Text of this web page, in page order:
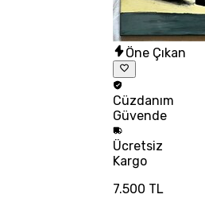
Öne Çıkan
Cüzdanım
Güvende
Ücretsiz
Kargo
7.500 TL